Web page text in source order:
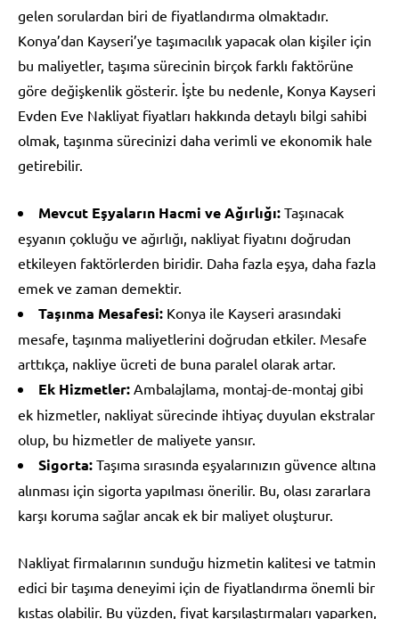
gelen sorulardan biri de fiyatlandırma olmaktadır.
Konya’dan Kayseri’ye taşımacılık yapacak olan kişiler için
bu maliyetler, taşıma sürecinin birçok farklı faktörüne
göre değişkenlik gösterir. İşte bu nedenle, Konya Kayseri
Evden Eve Nakliyat fiyatları hakkında detaylı bilgi sahibi
olmak, taşınma sürecinizi daha verimli ve ekonomik hale
getirebilir.
Mevcut Eşyaların Hacmi ve Ağırlığı: Taşınacak
eşyanın çokluğu ve ağırlığı, nakliyat fiyatını doğrudan
etkileyen faktörlerden biridir. Daha fazla eşya, daha fazla
emek ve zaman demektir.
Taşınma Mesafesi: Konya ile Kayseri arasındaki
mesafe, taşınma maliyetlerini doğrudan etkiler. Mesafe
arttıkça, nakliye ücreti de buna paralel olarak artar.
Ek Hizmetler: Ambalajlama, montaj-de-montaj gibi
ek hizmetler, nakliyat sürecinde ihtiyaç duyulan ekstralar
olup, bu hizmetler de maliyete yansır.
Sigorta: Taşıma sırasında eşyalarınızın güvence altına
alınması için sigorta yapılması önerilir. Bu, olası zararlara
karşı koruma sağlar ancak ek bir maliyet oluşturur.
Nakliyat firmalarının sunduğu hizmetin kalitesi ve tatmin
edici bir taşıma deneyimi için de fiyatlandırma önemli bir
kıstas olabilir. Bu yüzden, fiyat karşılaştırmaları yaparken,